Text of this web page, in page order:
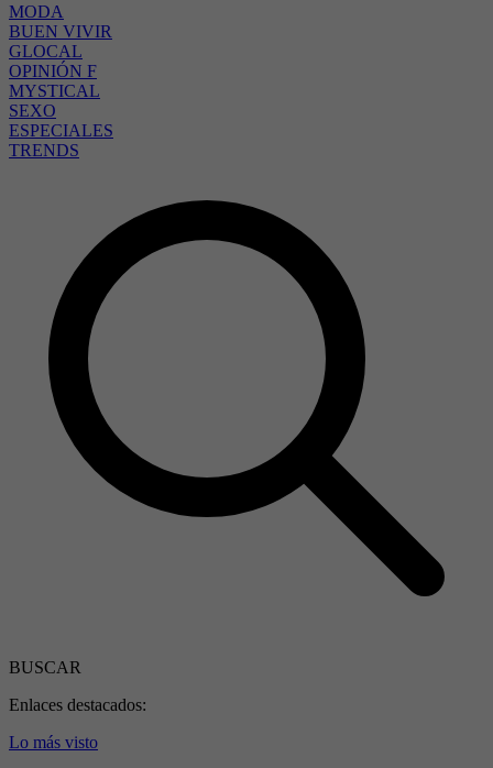
MODA
BUEN VIVIR
GLOCAL
OPINIÓN F
MYSTICAL
SEXO
ESPECIALES
TRENDS
BUSCAR
Enlaces destacados:
Lo más visto